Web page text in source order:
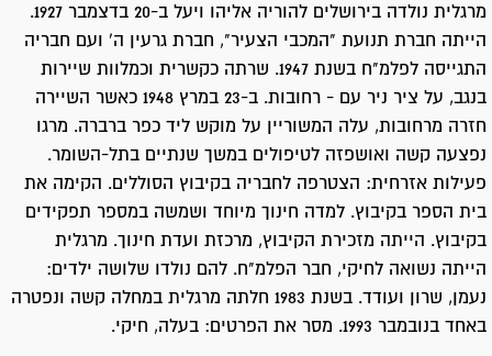
הייתה חברת תנועת "המכבי הצעיר", חברת גרעין ה' ועם חבריה
התגייסה לפלמ"ח בשנת 1947. שרתה כקשרית וכמלוות שיירות
בנגב, על ציר ניר עם - רחובות. ב-23 במרץ 1948 כאשר השיירה
חזרה מרחובות, עלה המשוריין על מוקש ליד כפר ברברה. מרגו
נפצעה קשה ואושפזה לטיפולים במשך שנתיים בתל-השומר.
פעילות אזרחית: הצטרפה לחבריה בקיבוץ הסוללים. הקימה את
בית הספר בקיבוץ. למדה חינוך מיוחד ושמשה במספר תפקידים
בקיבוץ. הייתה מזכירת הקיבוץ, מרכזת ועדת חינוך. מרגלית
הייתה נשואה לחיקי, חבר הפלמ"ח. להם נולדו שלושה ילדים:
נעמן, שרון ועודד. בשנת 1983 חלתה מרגלית במחלה קשה ונפטרה
באחד בנובמבר 1993. מסר את הפרטים: בעלה, חיקי.